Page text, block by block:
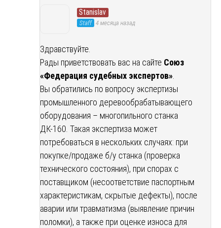
Stanislav
Staff 4 месяца назад
Здравствуйте.
Рады приветствовать вас на сайте Союз
«Федерация судебных экспертов»
Вы обратились по вопросу экспертизы
промышленного деревообрабатывающего
оборудования – многопильного станка
ДК-160. Такая экспертиза может
потребоваться в нескольких случаях: при
покупке/продаже б/у станка (проверка
технического состояния), при спорах с
поставщиком (несоответствие паспортным
характеристикам, скрытые дефекты), после
аварии или травматизма (выявление причин
поломки), а также при оценке износа для